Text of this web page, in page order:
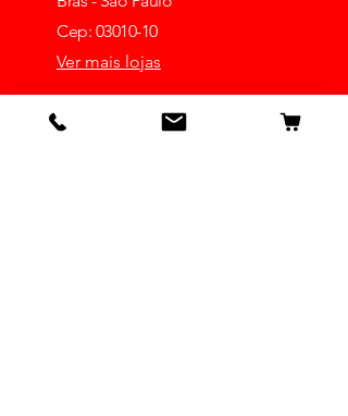
Cep: 03010-10
Ver mais lojas